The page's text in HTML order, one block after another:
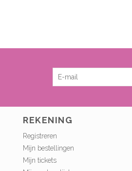
REKENING
Registreren
Mijn bestellingen
Mijn tickets